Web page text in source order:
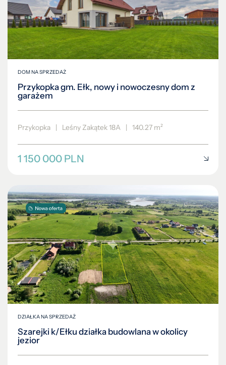
DOM NA SPRZEDAŻ
Przykopka gm. Ełk, nowy i nowoczesny dom z
garażem
Przykopka | Leśny Zakątek 18A | 140.27 m²
1 150 000 PLN
DZIAŁKA NA SPRZEDAŻ
Szarejki k/Ełku działka budowlana w okolicy
jezior